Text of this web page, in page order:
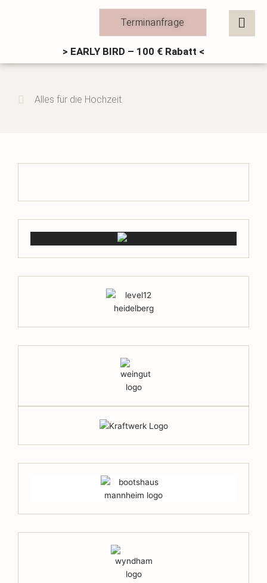
Terminanfrage
> EARLY BIRD – 100 € Rabatt <
Alles für die Hochzeit